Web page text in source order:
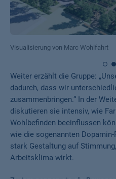
Visualisierung von Marc Wohlfahrt
Weiter erzählt die Gruppe:
dadurch, dass wir
zusammenbringen.“ In der
diskutieren sie intensiv, wie
Wohlbefinden beeinflussen
wie die sogenannten
stark Gestaltung auf
Arbeitsklima wirkt.